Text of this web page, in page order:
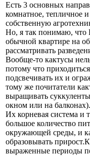
Есть 3 основных
комнатное, тепличное
собственную
Но, я так понимаю, что
обычной квартире на
рассматривать
Вообще-то кактусы
потому что
подсвечивать их и
тому же почитатели
выращивать
окном или на балконах).
Их корневая система и
большое количество
окружающей среды, и
образовывать
выраженные периоды